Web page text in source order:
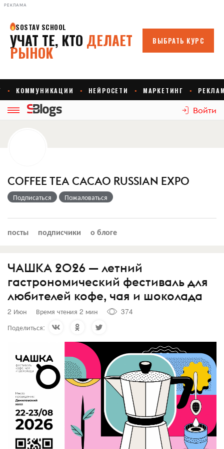
РЕКЛАМА
Войти
COFFEE TEA CACAO RUSSIAN EXPO
Подписаться Пожаловаться
посты подписчики о блоге
ЧАШКА 2026 — летний
гастрономический фестиваль для
любителей кофе, чая и шоколада
2 Июн Время чтения 2 мин
374
Поделиться: